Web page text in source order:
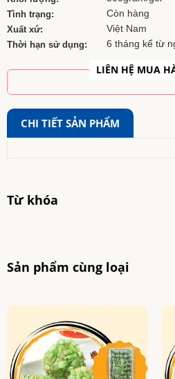
Tình trạng: Còn hàng
Xuất xứ: Việt Nam
Thời hạn sử dụng: 6 tháng kể từ
LIÊN HỆ MUA
CHI TIẾT SẢN PHẨM
Từ khóa
Sản phẩm cùng loại